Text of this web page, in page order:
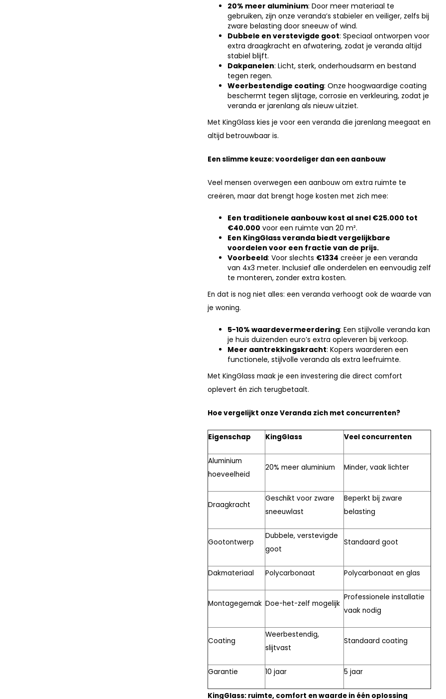
20% meer aluminium: Door meer materiaal te
gebruiken, zijn onze veranda’s stabieler en veiliger, zelfs bij
zware belasting door sneeuw of wind.
Dubbele en verstevigde goot: Speciaal ontworpen voor
extra draagkracht en afwatering, zodat je veranda altijd
stabiel blijft.
Dakpanelen: Licht, sterk, onderhoudsarm en bestand
tegen regen.
Weerbestendige coating: Onze hoogwaardige coating
beschermt tegen slijtage, corrosie en verkleuring, zodat je
veranda er jarenlang als nieuw uitziet.
Met KingGlass kies je voor een veranda die jarenlang meegaat en
altijd betrouwbaar is.
Een slimme keuze: voordeliger dan een aanbouw
Veel mensen overwegen een aanbouw om extra ruimte te
creëren, maar dat brengt hoge kosten met zich mee:
Een traditionele aanbouw kost al snel €25.000 tot
€40.000 voor een ruimte van 20 m².
Een KingGlass veranda biedt vergelijkbare
voordelen voor een fractie van de prijs.
Voorbeeld: Voor slechts €1334 creëer je een veranda
van 4x3 meter. Inclusief alle onderdelen en eenvoudig zelf
te monteren, zonder extra kosten.
En dat is nog niet alles: een veranda verhoogt ook de waarde van
je woning.
5-10% waardevermeerdering: Een stijlvolle veranda kan
je huis duizenden euro’s extra opleveren bij verkoop.
Meer aantrekkingskracht: Kopers waarderen een
functionele, stijlvolle veranda als extra leefruimte.
Met KingGlass maak je een investering die direct comfort
oplevert én zich terugbetaalt.
Hoe vergelijkt onze Veranda zich met concurrenten?
Eigenschap KingGlass Veel concurrenten
Aluminium
hoeveelheid
20% meer aluminium Minder, vaak lichter
Draagkracht
Geschikt voor zware
sneeuwlast
Beperkt bij zware
belasting
Gootontwerp
Dubbele, verstevigde
goot
Standaard goot
Dakmateriaal Polycarbonaat Polycarbonaat en glas
Montagegemak Doe-het-zelf mogelijk
Professionele installatie
vaak nodig
Coating
Weerbestendig,
slijtvast
Standaard coating
Garantie 10 jaar 5 jaar
KingGlass: ruimte, comfort en waarde in één oplossing